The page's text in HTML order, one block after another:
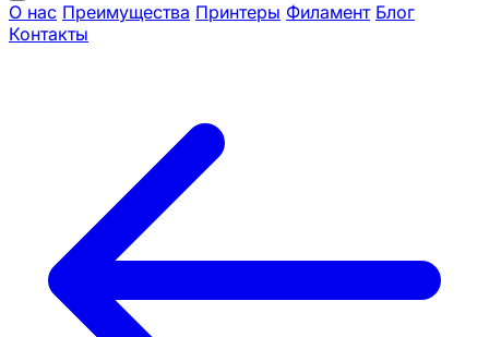
О нас Преимущества Принтеры Филамент Блог
Контакты